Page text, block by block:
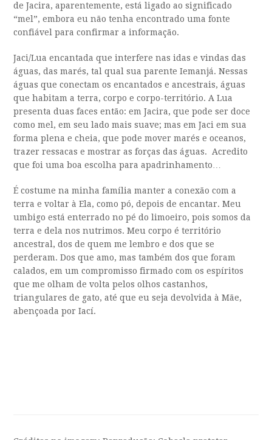
de Jacira, aparentemente, está ligado ao significado
“mel”, embora eu não tenha encontrado uma fonte
confiável para confirmar a informação.
Jaci/Lua encantada que interfere nas idas e vindas das
águas, das marés, tal qual sua parente Iemanjá. Nessas
águas que conectam os encantados e ancestrais, águas
que habitam a terra, corpo e corpo-território. A Lua
presenta duas faces então: em Jacira, que pode ser doce
como mel, em seu lado mais suave; mas em Jaci em sua
forma plena e cheia, que pode mover marés e oceanos,
trazer ressacas e mostrar as forças das águas. Acredito
que foi uma boa escolha para apadrinhamento…
É costume na minha família manter a conexão com a
terra e voltar à Ela, como pó, depois de encantar. Meu
umbigo está enterrado no pé do limoeiro, pois somos da
terra e dela nos nutrimos. Meu corpo é território
ancestral, dos de quem me lembro e dos que se
perderam. Dos que amo, mas também dos que foram
calados, em um compromisso firmado com os espíritos
que me olham de volta pelos olhos castanhos,
triangulares de gato, até que eu seja devolvida à Mãe,
abençoada por Iací.